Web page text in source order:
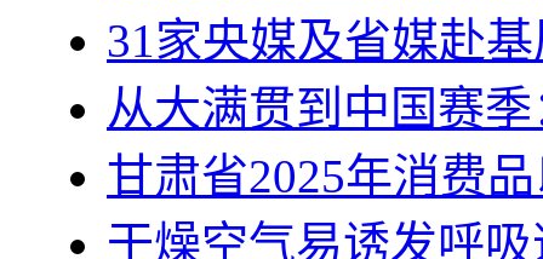
31家央媒及省媒赴
从大满贯到中国赛
甘肃省2025年消费
干燥空气易诱发呼